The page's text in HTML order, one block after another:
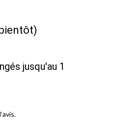
jusqu'au 1